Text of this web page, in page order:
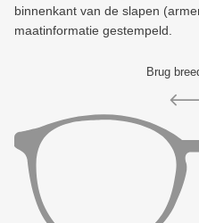
binnenkant van de slapen
maatinformatie gestempeld.
Brug